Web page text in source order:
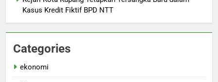
Kasus Kredit Fiktif BPD NTT
Categories
ekonomi